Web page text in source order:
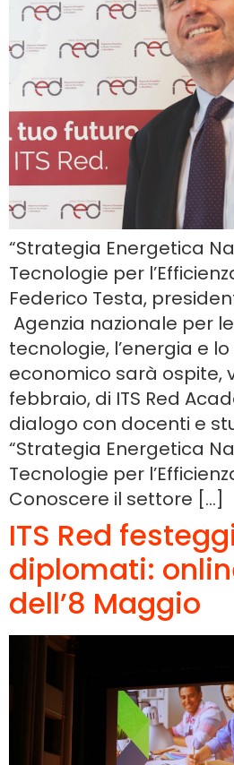
“Strategia Energetica
Tecnologie per
Federico Testa,
Agenzia nazionale per
tecnologie, l’energia e
economico sarà ospite,
febbraio, di ITS Red
dialogo con docenti e
“Strategia Energetica
Tecnologie per
Conoscere il settore […]
ITS Red
diplomati:
dell’8 Maggio